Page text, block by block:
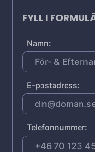
FYLL I
Namn:
E-postadress:
Telefonnummer: